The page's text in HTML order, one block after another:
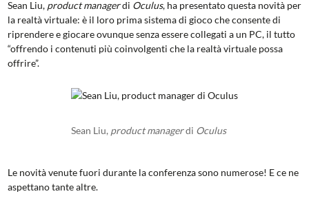
Sean Liu, product managerdi Oculus, ha presentato questa novità per
la realtà virtuale: è il loro prima sistema di gioco che consente di
riprendere e giocare ovunque senza essere collegati a un PC, il tutto
“offrendo i contenuti più coinvolgenti che la realtà virtuale possa
offrire”.
Sean Liu, product managerdi Oculus
Le novità venute fuori durante la conferenza sono numerose! E ce ne
aspettano tante altre.